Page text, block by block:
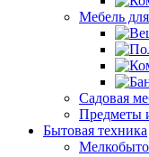
Мебель
Садовая
Предметы
Бытовая техника